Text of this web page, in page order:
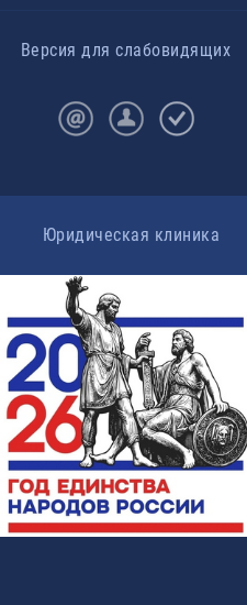
Версия для слабовидящих
Юридическая клиника